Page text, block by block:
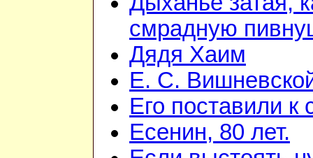
смрадную
Дядя Хаим
Е. С.
Его поставили к
Есенин, 80 лет.